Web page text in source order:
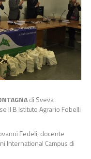
di Sveva
II B Istituto Agrario Fobelli
Fedeli, docente
International Campus di